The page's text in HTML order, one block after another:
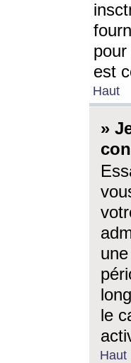
pour
est
Haut
»
le
Haut